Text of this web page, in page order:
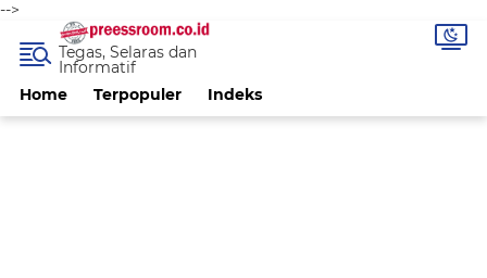
-->
Home Terpopuler Indeks
Tegas, Selaras dan
Informatif